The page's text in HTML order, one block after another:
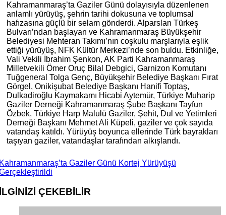
Kahramanmaraş’ta Gaziler Günü dolayısıyla düzenlenen
anlamlı yürüyüş, şehrin tarihi dokusuna ve toplumsal
hafızasına güçlü bir selam gönderdi. Alparslan Türkeş
Bulvarı’ndan başlayan ve Kahramanmaraş Büyükşehir
Belediyesi Mehteran Takımı’nın coşkulu marşlarıyla eşlik
ettiği yürüyüş, NFK Kültür Merkezi’nde son buldu. Etkinliğe,
Vali Vekili İbrahim Şenkon, AK Parti Kahramanmaraş
Milletvekili Ömer Oruç Bilal Debgici, Garnizon Komutanı
Tuğgeneral Tolga Genç, Büyükşehir Belediye Başkanı Fırat
Görgel, Onikişubat Belediye Başkanı Hanifi Toptaş,
Dulkadiroğlu Kaymakamı Hicabi Aytemür, Türkiye Muharip
Gaziler Derneği Kahramanmaraş Şube Başkanı Tayfun
Özbek, Türkiye Harp Malulü Gaziler, Şehit, Dul ve Yetimleri
Derneği Başkanı Mehmet Ali Küpeli, gaziler ve çok sayıda
vatandaş katıldı. Yürüyüş boyunca ellerinde Türk bayrakları
taşıyan gaziler, vatandaşlar tarafından alkışlandı.
Gaziler Günü Kortej Yürüyüşü
ÇEKEBİLİR